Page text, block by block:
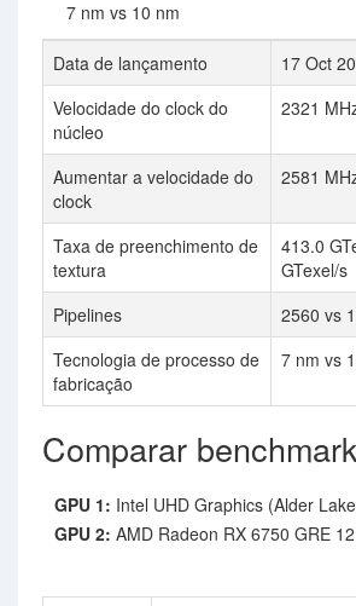
7 nm vs 10 nm
Data de lançamento
17 Oct
Velocidade do clock do
núcleo
2321
Aumentar a velocidade do
clock
2581
Taxa de preenchimento de
textura
413.0
GTexel/s
Pipelines
2560 vs
Tecnologia de processo de
fabricação
7 nm vs
Comparar
GPU 1: Intel UHD Graphics (Alder
GPU 2: AMD Radeon RX 6750 GRE